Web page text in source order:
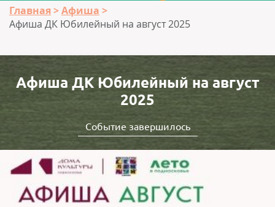
Главная
Афиша
Афиша ДК Юбилейный на август 2025
Афиша ДК Юбилейный на август
2025
Событие завершилось